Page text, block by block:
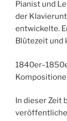
Pianist und
der
entwickelte.
Blütezeit und
In dieser Zeit